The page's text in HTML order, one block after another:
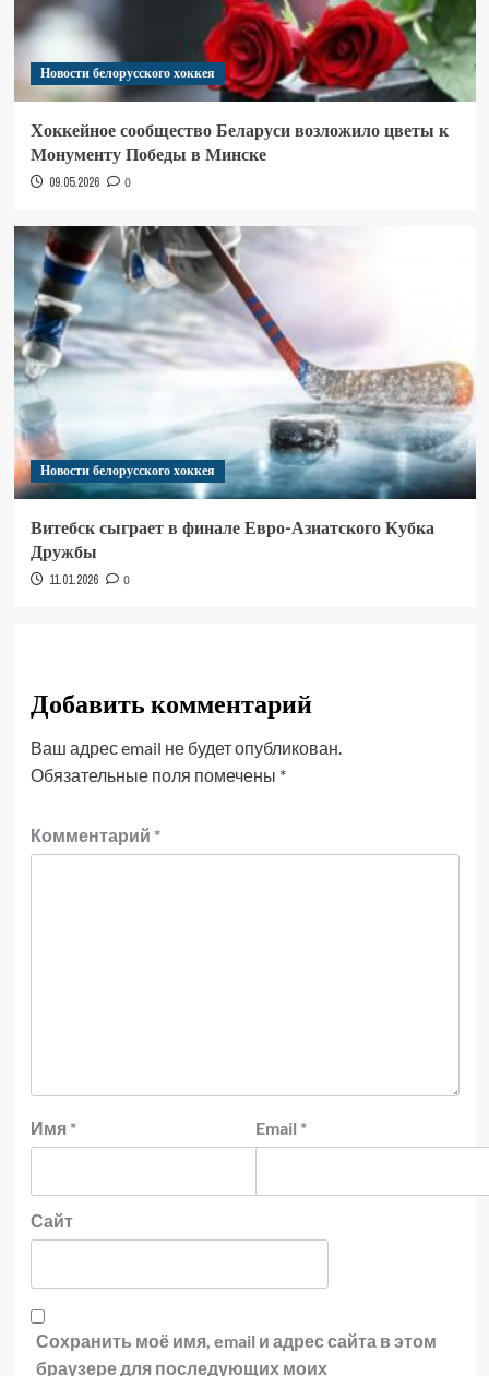
Новости белорусского хоккея
Хоккейное сообщество Беларуси возложило цветы к
Монументу Победы в Минске
09.05.2026 0
Новости белорусского хоккея
Витебск сыграет в финале Евро-Азиатского Кубка
Дружбы
11.01.2026 0
Добавить комментарий
Ваш адрес email не будет опубликован.
Обязательные поля помечены *
Комментарий *
Имя * Email *
Сайт
Сохранить моё имя, email и адрес сайта в этом
браузере для последующих моих